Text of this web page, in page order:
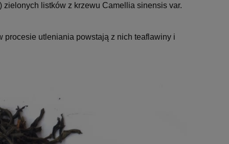
listków z krzewu Camellia sinensis var.
procesie utleniania powstają z nich teaflawiny i